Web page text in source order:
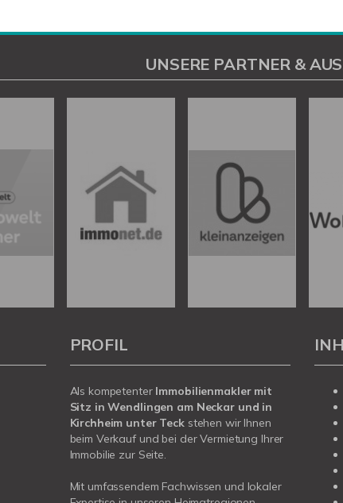
UNSERE PARTNER &
PROFIL
Als kompetenter Immobilienmakler mit
Sitz in Wendlingen am Neckar und in
Kirchheim unter Teck stehen wir Ihnen
beim Verkauf und bei der Vermietung Ihrer
Immobilie zur Seite.
Mit umfassendem Fachwissen und lokaler